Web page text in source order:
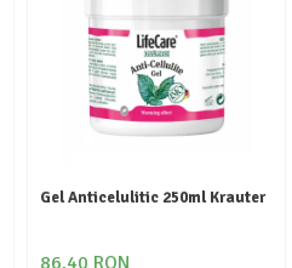
Gel Anticelulitic 250ml Krauter
86,40 RON